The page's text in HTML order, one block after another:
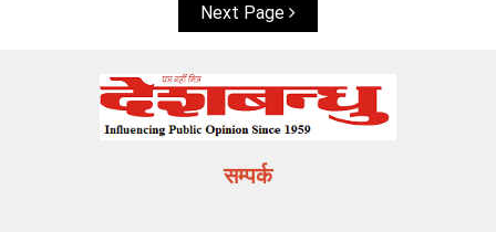
Next Page
सम्पर्क